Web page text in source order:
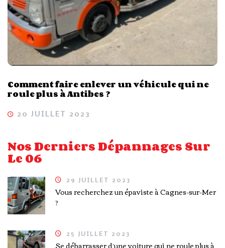
Comment faire enlever un véhicule qui ne
roule plus à Antibes ?
20 JUILLET 2023
Nos Derniers Dépannages Sur
Le 06
29 JUILLET 2023
Vous recherchez un épaviste à Cagnes-sur-Mer
?
25 JUILLET 2023